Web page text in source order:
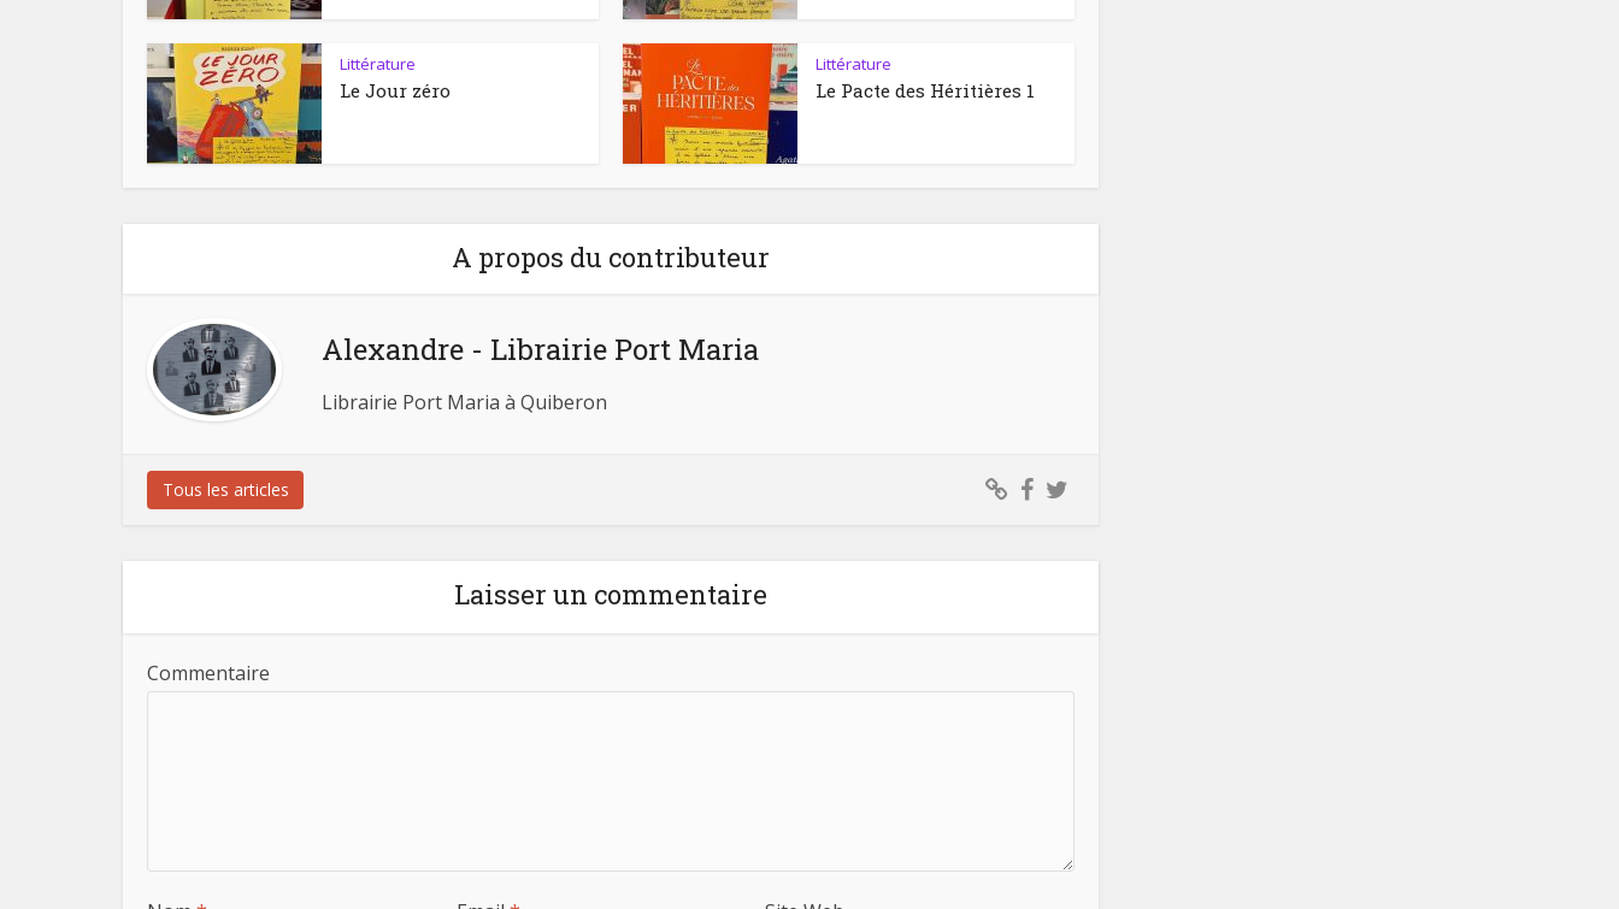
Littérature
Le Jour zéro
Littérature
Le Pacte des Héritières 1
A propos du contributeur
Alexandre - Librairie Port Maria
Librairie Port Maria à Quiberon
Tous les articles
Laisser un commentaire
Commentaire